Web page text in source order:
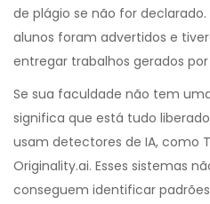
de plágio se não for
alunos foram advertidos e
entregar trabalhos gerados
Se sua faculdade não tem
significa que está tudo
usam detectores de IA, como
Originality.ai. Esses sistemas
conseguem identificar